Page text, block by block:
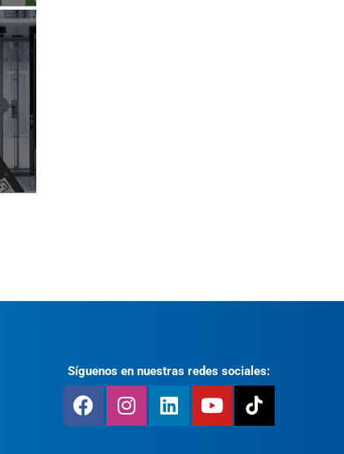
Síguenos en nuestras redes sociales: